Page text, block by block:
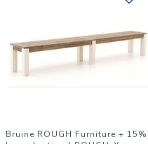
Bruine ROUGH Furniture + 15%